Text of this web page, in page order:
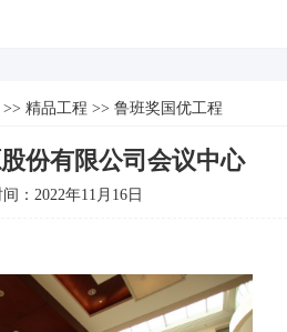
>> 精品工程 >> 鲁班奖国优工程
份有限公司会议中心
：2022年11月16日